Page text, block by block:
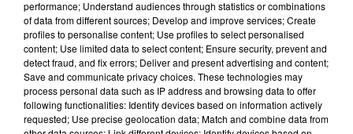
SAWA
performance; Understand audiences through statistics or combinations
of data from different sources; Develop and improve services; Create
profiles to personalise content; Use profiles to select personalised
content; Use limited data to select content; Ensure security, prevent and
detect fraud, and fix errors; Deliver and present advertising and content;
Save and communicate privacy choices. These technologies may
process personal data such as IP address and browsing data to offer
following functionalities: Identify devices based on information actively
requested; Use precise geolocation data; Match and combine data from